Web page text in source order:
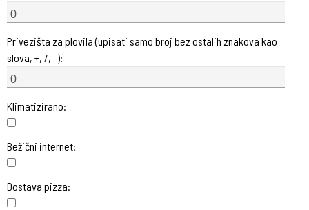
Privezišta za plovila (upisati samo broj bez ostalih znakova kao
slova, +, /, -):
Klimatizirano:
Bežični internet:
Dostava pizza: